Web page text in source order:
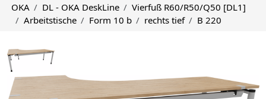
OKA DL - OKA DeskLine
Vierfuß R60/R50/Q50 [DL1]
Arbeitstische
Form 10 b rechts tief B 220